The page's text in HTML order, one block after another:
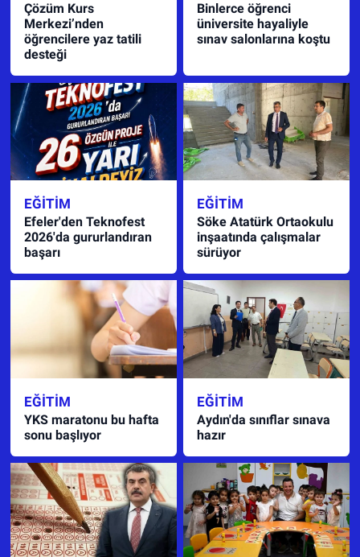
Çözüm Kurs
Merkezi’nden
öğrencilere yaz tatili
desteği
Binlerce öğrenci
üniversite hayaliyle
sınav salonlarına koştu
EĞITIM
Efeler'den Teknofest
2026'da gururlandıran
başarı
EĞITIM
Söke Atatürk Ortaokulu
inşaatında çalışmalar
sürüyor
EĞITIM
YKS maratonu bu hafta
sonu başlıyor
EĞITIM
Aydın'da sınıflar sınava
hazır